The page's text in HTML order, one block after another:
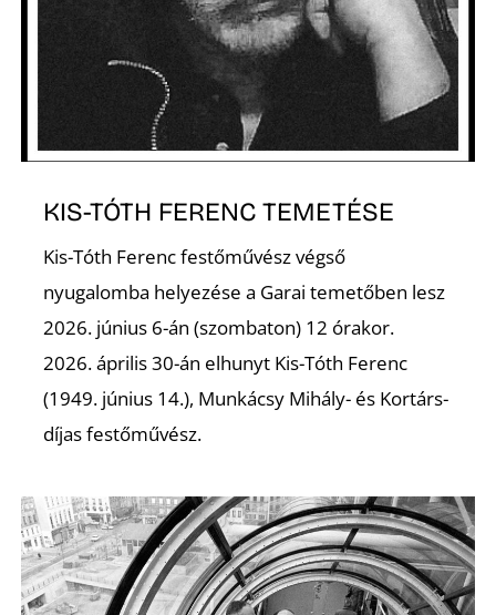
KIS-TÓTH FERENC TEMETÉSE
Kis-Tóth Ferenc festőművész végső
nyugalomba helyezése a Garai temetőben lesz
2026. június 6-án (szombaton) 12 órakor.
2026. április 30-án elhunyt Kis-Tóth Ferenc
(1949. június 14.), Munkácsy Mihály- és Kortárs-
díjas festőművész.